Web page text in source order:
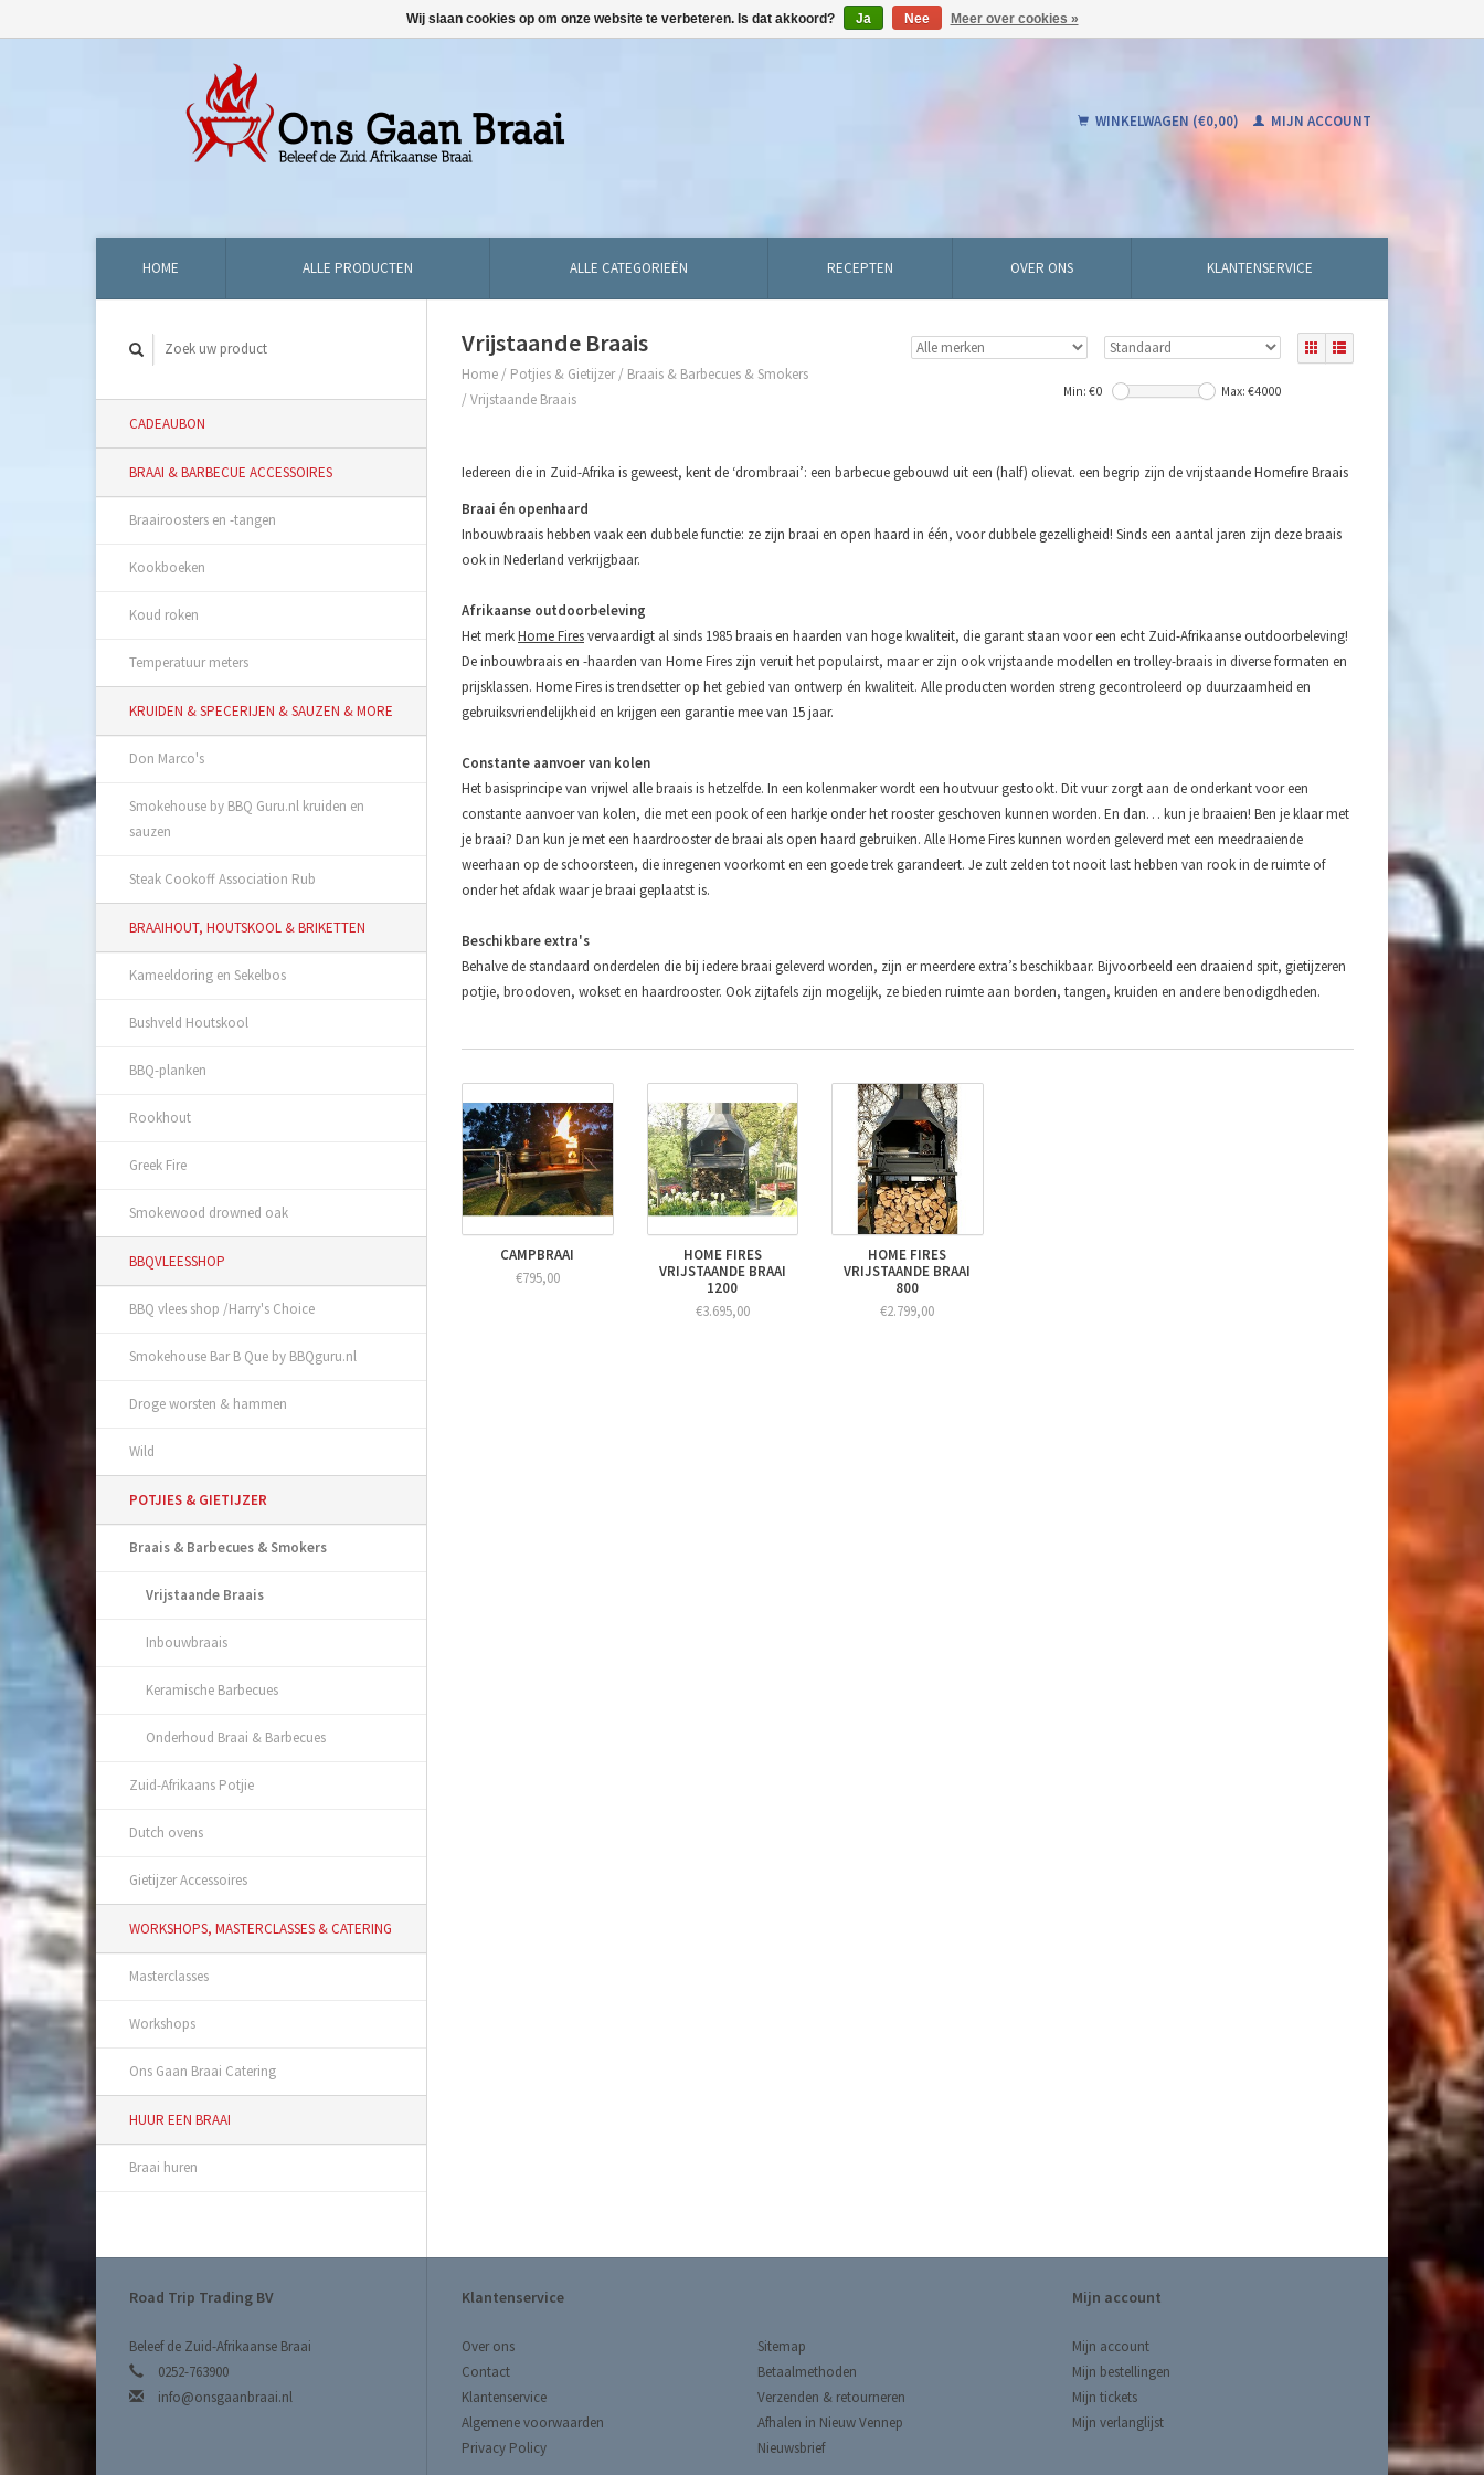
WINKELWAGEN (€0,00) MIJN ACCOUNT
HOME ALLE PRODUCTEN ALLE CATEGORIEËN RECEPTEN OVER ONS KLANTENSERVICE
CADEAUBON
BRAAI & BARBECUE ACCESSOIRES
Braairoosters en -tangen
Kookboeken
Koud roken
Temperatuur meters
KRUIDEN & SPECERIJEN & SAUZEN & MORE
Don Marco's
Smokehouse by BBQ Guru.nl kruiden en
sauzen
Steak Cookoff Association Rub
BRAAIHOUT, HOUTSKOOL & BRIKETTEN
Kameeldoring en Sekelbos
Bushveld Houtskool
BBQ-planken
Rookhout
Greek Fire
Smokewood drowned oak
BBQVLEESSHOP
BBQ vlees shop /Harry's Choice
Smokehouse Bar B Que by BBQguru.nl
Droge worsten & hammen
Wild
POTJIES & GIETIJZER
Braais & Barbecues & Smokers
Vrijstaande Braais
Inbouwbraais
Keramische Barbecues
Onderhoud Braai & Barbecues
Zuid-Afrikaans Potjie
Dutch ovens
Gietijzer Accessoires
WORKSHOPS, MASTERCLASSES & CATERING
Masterclasses
Workshops
Ons Gaan Braai Catering
HUUR EEN BRAAI
Braai huren
Vrijstaande Braais
Home / Potjies & Gietijzer/ Braais & Barbecues & Smokers
/ Vrijstaande Braais Min: €0 Max: €4000
Iedereen die in Zuid-Afrika is geweest, kent de ‘drombraai’: een barbecue gebouwd uit een (half) olievat. een begrip zijn de vrijstaande Homefire Braais
Braai én openhaard
Inbouwbraais hebben vaak een dubbele functie: ze zijn braai en open haard in één, voor dubbele gezelligheid! Sinds een aantal jaren zijn deze braais
ook in Nederland verkrijgbaar.
Afrikaanse outdoorbeleving
Het merkHome Firesvervaardigt al sinds 1985 braais en haarden van hoge kwaliteit, die garant staan voor een echt Zuid-Afrikaanse outdoorbeleving!
De inbouwbraais en -haarden van Home Fires zijn veruit het populairst, maar er zijn ook vrijstaande modellen en trolley-braais in diverse formaten en
prijsklassen. Home Fires is trendsetter op het gebied van ontwerp én kwaliteit. Alle producten worden streng gecontroleerd op duurzaamheid en
gebruiksvriendelijkheid en krijgen een garantie mee van 15 jaar.
Constante aanvoer van kolen
Het basisprincipe van vrijwel alle braais is hetzelfde. In een kolenmaker wordt een houtvuur gestookt. Dit vuur zorgt aan de onderkant voor een
constante aanvoer van kolen, die met een pook of een harkje onder het rooster geschoven kunnen worden. En dan… kun je braaien! Ben je klaar met
je braai? Dan kun je met een haardrooster de braai als open haard gebruiken. Alle Home Fires kunnen worden geleverd met een meedraaiende
weerhaan op de schoorsteen, die inregenen voorkomt en een goede trek garandeert. Je zult zelden tot nooit last hebben van rook in de ruimte of
onder het afdak waar je braai geplaatst is.
Beschikbare extra's
Behalve de standaard onderdelen die bij iedere braai geleverd worden, zijn er meerdere extra’s beschikbaar. Bijvoorbeeld een draaiend spit, gietijzeren
potjie, broodoven, wokset en haardrooster. Ook zijtafels zijn mogelijk, ze bieden ruimte aan borden, tangen, kruiden en andere benodigdheden.
CAMPBRAAI
€795,00
HOME FIRES
VRIJSTAANDE BRAAI
1200
€3.695,00
HOME FIRES
VRIJSTAANDE BRAAI
800
€2.799,00
Road Trip Trading BV
Beleef de Zuid-Afrikaanse Braai
0252-763900
info@onsgaanbraai.nl
Klantenservice
Over ons
Contact
Klantenservice
Algemene voorwaarden
Privacy Policy
Sitemap
Betaalmethoden
Verzenden & retourneren
Afhalen in Nieuw Vennep
Nieuwsbrief
Mijn account
Mijn account
Mijn bestellingen
Mijn tickets
Mijn verlanglijst
Wij slaan cookies op om onze website te verbeteren. Is dat akkoord? Ja Nee Meer over cookies »